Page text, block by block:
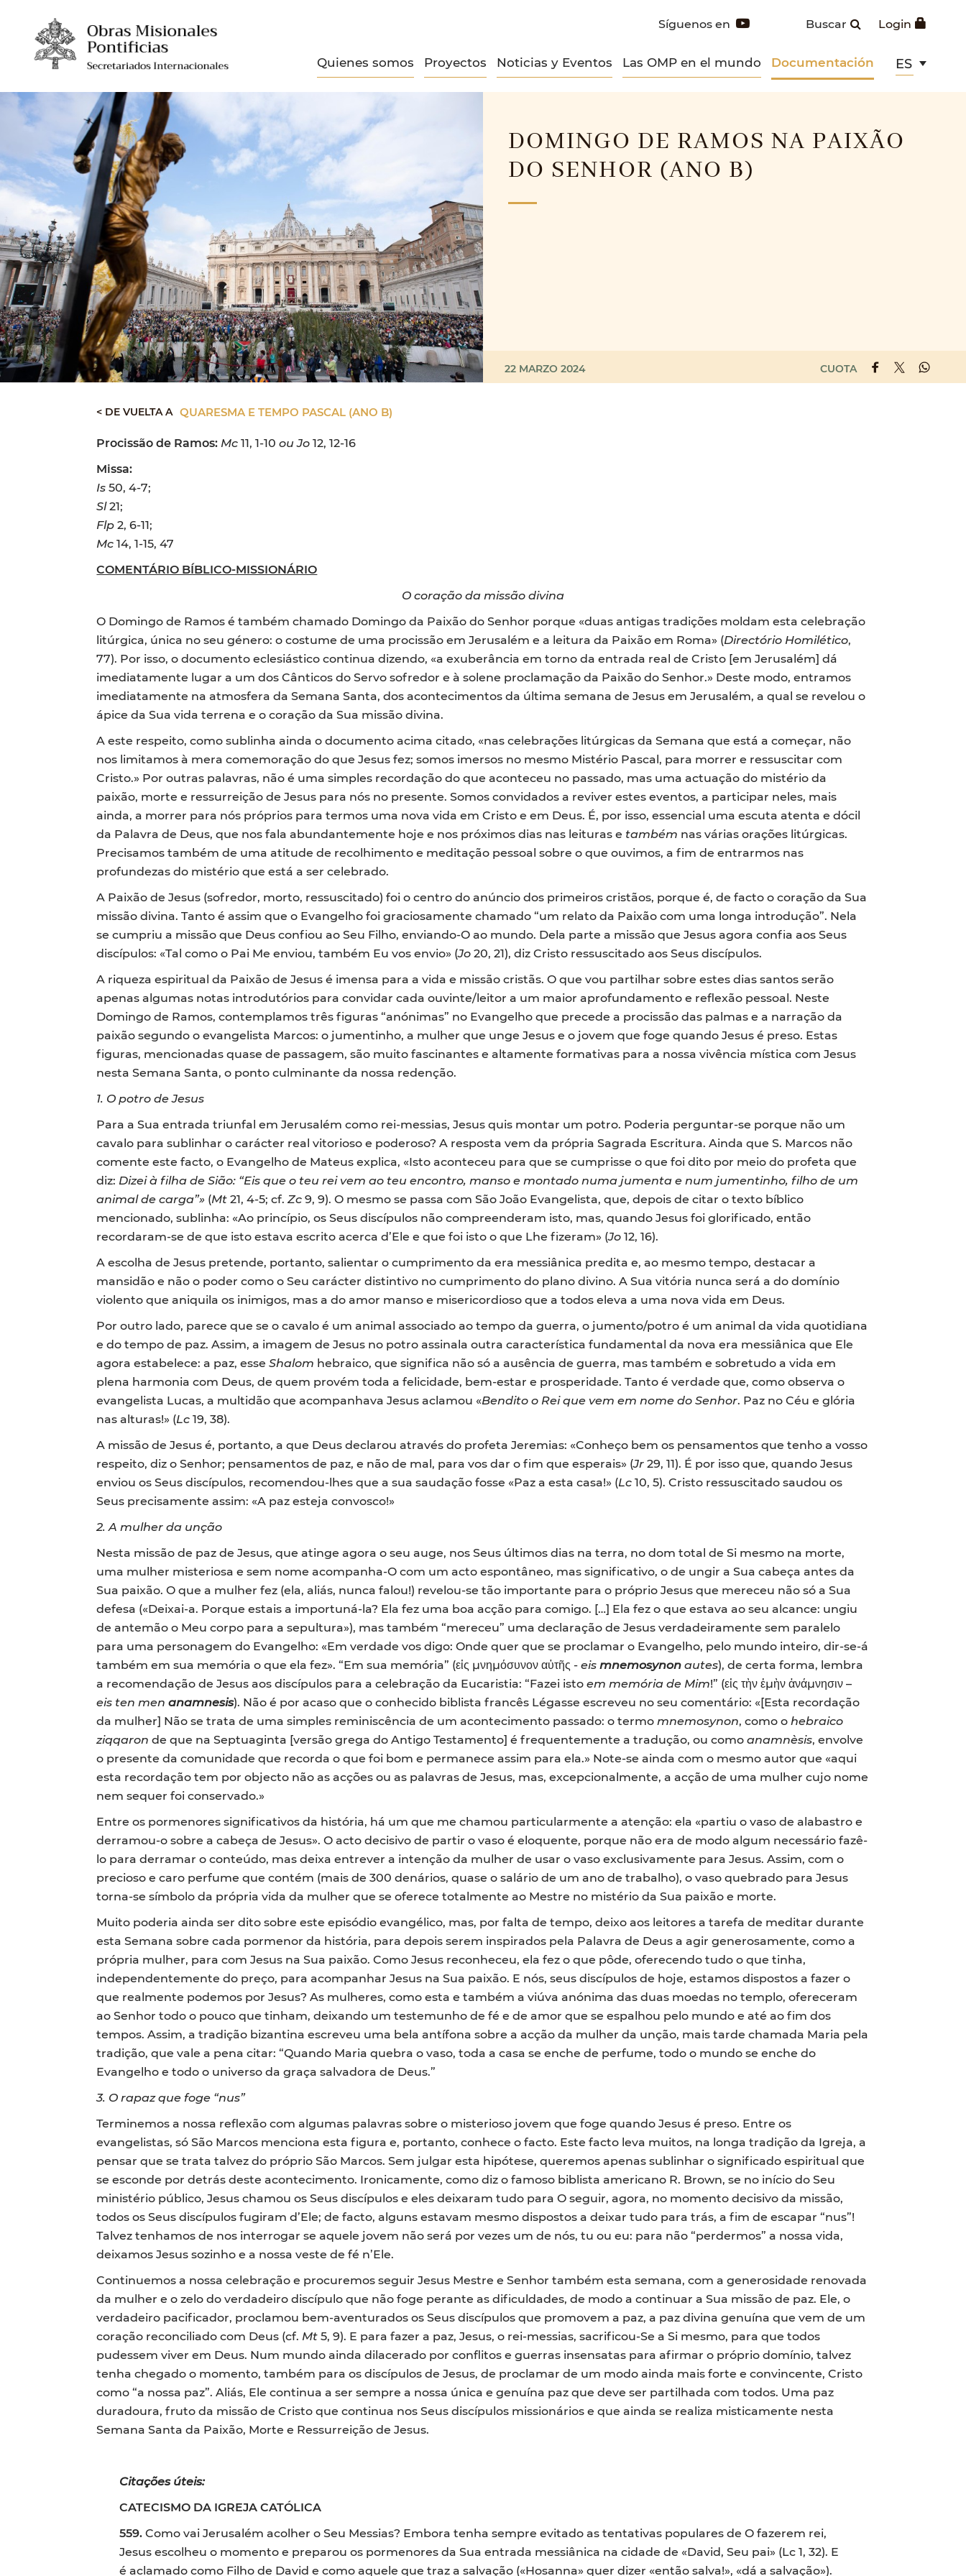
Login
Buscar
Síguenos en
Quienes somos Proyectos Noticias y Eventos Las OMP en el mundo Documentación ES
DOMINGO DE RAMOS NA PAIXÃO
DO SENHOR (ANO B)
22 MARZO 2024 CUOTA
< DE VUELTA A QUARESMA E TEMPO PASCAL (ANO B)
Procissão de Ramos: Mc11, 1-10ou Jo12, 12-16
Missa:
Is50, 4-7;
Sl21;
Flp2, 6-11;
Mc14, 1-15, 47
COMENTÁRIO BÍBLICO-MISSIONÁRIO
O coração da missão divina
O Domingo de Ramos é também chamado Domingo da Paixão do Senhor porque «duas antigas tradições moldam esta celebração
litúrgica, única no seu género: o costume de uma procissão em Jerusalém e a leitura da Paixão em Roma» (Directório Homilético,
77). Por isso, o documento eclesiástico continua dizendo, «a exuberância em torno da entrada real de Cristo [em Jerusalém] dá
imediatamente lugar a um dos Cânticos do Servo sofredor e à solene proclamação da Paixão do Senhor.» Deste modo, entramos
imediatamente na atmosfera da Semana Santa, dos acontecimentos da última semana de Jesus em Jerusalém, a qual se revelou o
ápice da Sua vida terrena e o coração da Sua missão divina.
A este respeito, como sublinha ainda o documento acima citado, «nas celebrações litúrgicas da Semana que está a começar, não
nos limitamos à mera comemoração do que Jesus fez; somos imersos no mesmo Mistério Pascal, para morrer e ressuscitar com
Cristo.» Por outras palavras, não é uma simples recordação do que aconteceu no passado, mas uma actuação do mistério da
paixão, morte e ressurreição de Jesus para nós no presente. Somos convidados a reviver estes eventos, a participar neles, mais
ainda, a morrer para nós próprios para termos uma nova vida em Cristo e em Deus. É, por isso, essencial uma escuta atenta e dócil
da Palavra de Deus, que nos fala abundantemente hoje e nos próximos dias nas leituras e também nas várias orações litúrgicas.
Precisamos também de uma atitude de recolhimento e meditação pessoal sobre o que ouvimos, a fim de entrarmos nas
profundezas do mistério que está a ser celebrado.
A Paixão de Jesus (sofredor, morto, ressuscitado) foi o centro do anúncio dos primeiros cristãos, porque é, de facto o coração da Sua
missão divina. Tanto é assim que o Evangelho foi graciosamente chamado “um relato da Paixão com uma longa introdução”. Nela
se cumpriu a missão que Deus confiou ao Seu Filho, enviando-O ao mundo. Dela parte a missão que Jesus agora confia aos Seus
discípulos: «Tal como o Pai Me enviou, também Eu vos envio» (Jo20, 21), diz Cristo ressuscitado aos Seus discípulos.
A riqueza espiritual da Paixão de Jesus é imensa para a vida e missão cristãs. O que vou partilhar sobre estes dias santos serão
apenas algumas notas introdutórios para convidar cada ouvinte/leitor a um maior aprofundamento e reflexão pessoal. Neste
Domingo de Ramos, contemplamos três figuras “anónimas” no Evangelho que precede a procissão das palmas e a narração da
paixão segundo o evangelista Marcos: o jumentinho, a mulher que unge Jesus e o jovem que foge quando Jesus é preso. Estas
figuras, mencionadas quase de passagem, são muito fascinantes e altamente formativas para a nossa vivência mística com Jesus
nesta Semana Santa, o ponto culminante da nossa redenção.
1. O potro de Jesus
Para a Sua entrada triunfal em Jerusalém como rei-messias, Jesus quis montar um potro. Poderia perguntar-se porque não um
cavalo para sublinhar o carácter real vitorioso e poderoso? A resposta vem da própria Sagrada Escritura. Ainda que S. Marcos não
comente este facto, o Evangelho de Mateus explica, «Isto aconteceu para que se cumprisse o que foi dito por meio do profeta que
diz: Dizei à filha de Sião: “Eis que o teu rei vem ao teu encontro, manso e montado numa jumenta e num jumentinho, filho de um
animal de carga”» (Mt21, 4-5; cf.Zc9, 9). O mesmo se passa com São João Evangelista, que, depois de citar o texto bíblico
mencionado, sublinha: «Ao princípio, os Seus discípulos não compreenderam isto, mas, quando Jesus foi glorificado, então
recordaram-se de que isto estava escrito acerca d’Ele e que foi isto o que Lhe fizeram» (Jo12, 16).
A escolha de Jesus pretende, portanto, salientar o cumprimento da era messiânica predita e, ao mesmo tempo, destacar a
mansidão e não o poder como o Seu carácter distintivo no cumprimento do plano divino. A Sua vitória nunca será a do domínio
violento que aniquila os inimigos, mas a do amor manso e misericordioso que a todos eleva a uma nova vida em Deus.
Por outro lado, parece que se o cavalo é um animal associado ao tempo da guerra, o jumento/potro é um animal da vida quotidiana
e do tempo de paz. Assim, a imagem de Jesus no potro assinala outra característica fundamental da nova era messiânica que Ele
agora estabelece: a paz, esseShalom hebraico, que significa não só a ausência de guerra, mas também e sobretudo a vida em
plena harmonia com Deus, de quem provém toda a felicidade, bem-estar e prosperidade. Tanto é verdade que, como observa o
evangelista Lucas, a multidão que acompanhava Jesus aclamou «Bendito o Rei que vem em nome do Senhor. Paz no Céu e glória
nas alturas!» (Lc19, 38).
A missão de Jesus é, portanto, a que Deus declarou através do profeta Jeremias: «Conheço bem os pensamentos que tenho a vosso
respeito, diz o Senhor; pensamentos de paz, e não de mal, para vos dar o fim que esperais» (Jr29, 11). É por isso que, quando Jesus
enviou os Seus discípulos, recomendou-lhes que a sua saudação fosse «Paz a esta casa!» (Lc10, 5). Cristo ressuscitado saudou os
Seus precisamente assim: «A paz esteja convosco!»
2. A mulher da unção
Nesta missão de paz de Jesus, que atinge agora o seu auge, nos Seus últimos dias na terra, no dom total de Si mesmo na morte,
uma mulher misteriosa e sem nome acompanha-O com um acto espontâneo, mas significativo, o de ungir a Sua cabeça antes da
Sua paixão. O que a mulher fez (ela, aliás, nunca falou!) revelou-se tão importante para o próprio Jesus que mereceu não só a Sua
defesa («Deixai-a. Porque estais a importuná-la? Ela fez uma boa acção para comigo. […] Ela fez o que estava ao seu alcance: ungiu
de antemão o Meu corpo para a sepultura»), mas também “mereceu” uma declaração de Jesus verdadeiramente sem paralelo
para uma personagem do Evangelho: «Em verdade vos digo: Onde quer que se proclamar o Evangelho, pelo mundo inteiro, dir-se-á
também em sua memória o que ela fez». “Em sua memória” (εἰς μνημόσυνον αὐτῆς -eismnemosynonautes), de certa forma, lembra
a recomendação de Jesus aos discípulos para a celebração da Eucaristia: “Fazei istoem memória de Mim!” (εἰς τὴν ἐμὴν ἀνάμνησιν –
eis ten menanamnesis). Não é por acaso que o conhecido biblista francês Légasse escreveu no seu comentário: «[Esta recordação
da mulher] Não se trata de uma simples reminiscência de um acontecimento passado: o termo mnemosynon, como o hebraico
ziqqaron de que na Septuaginta [versão grega do Antigo Testamento] é frequentemente a tradução, ou comoanamnèsis, envolve
o presente da comunidade que recorda o que foi bom e permanece assim para ela.» Note-se ainda com o mesmo autor que «aqui
esta recordação tem por objecto não as acções ou as palavras de Jesus, mas, excepcionalmente, a acção de uma mulher cujo nome
nem sequer foi conservado.»
Entre os pormenores significativos da história, há um que me chamou particularmente a atenção: ela «partiu o vaso de alabastro e
derramou-o sobre a cabeça de Jesus». O acto decisivo de partir o vaso é eloquente, porque não era de modo algum necessário fazê-
lo para derramar o conteúdo, mas deixa entrever a intenção da mulher de usar o vaso exclusivamente para Jesus. Assim, com o
precioso e caro perfume que contém (mais de 300 denários, quase o salário de um ano de trabalho), o vaso quebrado para Jesus
torna-se símbolo da própria vida da mulher que se oferece totalmente ao Mestre no mistério da Sua paixão e morte.
Muito poderia ainda ser dito sobre este episódio evangélico, mas, por falta de tempo, deixo aos leitores a tarefa de meditar durante
esta Semana sobre cada pormenor da história, para depois serem inspirados pela Palavra de Deus a agir generosamente, como a
própria mulher, para com Jesus na Sua paixão. Como Jesus reconheceu, ela fez o que pôde, oferecendo tudo o que tinha,
independentemente do preço, para acompanhar Jesus na Sua paixão. E nós, seus discípulos de hoje, estamos dispostos a fazer o
que realmente podemos por Jesus? As mulheres, como esta e também a viúva anónima das duas moedas no templo, ofereceram
ao Senhor todo o pouco que tinham, deixando um testemunho de fé e de amor que se espalhou pelo mundo e até ao fim dos
tempos. Assim, a tradição bizantina escreveu uma bela antífona sobre a acção da mulher da unção, mais tarde chamada Maria pela
tradição, que vale a pena citar: “Quando Maria quebra o vaso, toda a casa se enche de perfume, todo o mundo se enche do
Evangelho e todo o universo da graça salvadora de Deus.”
3. O rapaz que foge “nus”
Terminemos a nossa reflexão com algumas palavras sobre o misterioso jovem que foge quando Jesus é preso. Entre os
evangelistas, só São Marcos menciona esta figura e, portanto, conhece o facto. Este facto leva muitos, na longa tradição da Igreja, a
pensar que se trata talvez do próprio São Marcos. Sem julgar esta hipótese, queremos apenas sublinhar o significado espiritual que
se esconde por detrás deste acontecimento. Ironicamente, como diz o famoso biblista americano R. Brown, se no início do Seu
ministério público, Jesus chamou os Seus discípulos e eles deixaram tudo para O seguir, agora, no momento decisivo da missão,
todos os Seus discípulos fugiram d’Ele; de facto, alguns estavam mesmo dispostos a deixar tudo para trás, a fim de escapar “nus”!
Talvez tenhamos de nos interrogar se aquele jovem não será por vezes um de nós, tu ou eu: para não “perdermos” a nossa vida,
deixamos Jesus sozinho e a nossa veste de fé n’Ele.
Continuemos a nossa celebração e procuremos seguir Jesus Mestre e Senhor também esta semana, com a generosidade renovada
da mulher e o zelo do verdadeiro discípulo que não foge perante as dificuldades, de modo a continuar a Sua missão de paz. Ele, o
verdadeiro pacificador, proclamou bem-aventurados os Seus discípulos que promovem a paz, a paz divina genuína que vem de um
coração reconciliado com Deus (cf. Mt5, 9). E para fazer a paz, Jesus, o rei-messias, sacrificou-Se a Si mesmo, para que todos
pudessem viver em Deus. Num mundo ainda dilacerado por conflitos e guerras insensatas para afirmar o próprio domínio, talvez
tenha chegado o momento, também para os discípulos de Jesus, de proclamar de um modo ainda mais forte e convincente, Cristo
como “a nossa paz”. Aliás, Ele continua a ser sempre a nossa única e genuína paz que deve ser partilhada com todos. Uma paz
duradoura, fruto da missão de Cristo que continua nos Seus discípulos missionários e que ainda se realiza misticamente nesta
Semana Santa da Paixão, Morte e Ressurreição de Jesus.
Citações úteis:
CATECISMO DA IGREJA CATÓLICA
559.Como vai Jerusalém acolher o Seu Messias? Embora tenha sempre evitado as tentativas populares de O fazerem rei,
Jesus escolheu o momento e preparou os pormenores da Sua entrada messiânica na cidade de «David, Seu pai» (Lc 1, 32). E
é aclamado como Filho de David e como aquele que traz a salvação («Hosanna» quer dizer «então salva!», «dá a salvação»).